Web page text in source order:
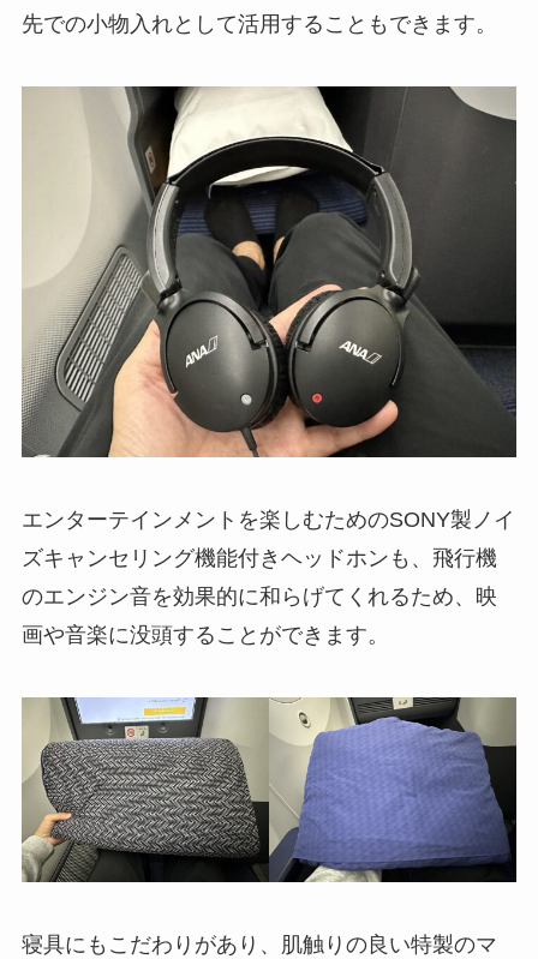
先での小物入れとして活用することもできます。
エンターテインメントを楽しむためのSONY製ノイ
ズキャンセリング機能付きヘッドホンも、飛行機
のエンジン音を効果的に和らげてくれるため、映
画や音楽に没頭することができます。
寝具にもこだわりがあり、肌触りの良い特製のマ